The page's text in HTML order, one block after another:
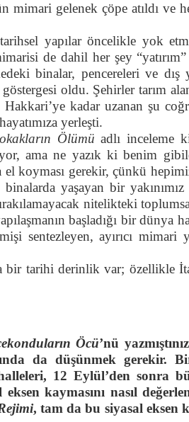
gelenek çöpe atıldı ve
yapılar öncelikle yok
de dahil her şey
binalar, pencereleri ve dış
oldu. Şehirler tarım
kadar uzanan şu
yerleşti.
Ölümü adlı inceleme
ama ne yazık ki benim
koyması gerekir, çünkü
yaşayan bir
nitelikteki
başladığı bir dünya
sentezleyen, ayırıcı mimari
bir tarihi derinlik var; özellikle
Öcü’nü
da düşünmek gerekir.
12 Eylül’den sonra
kaymasını nasıl
, tam da bu siyasal eksen